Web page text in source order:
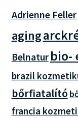
Adrienne Feller
aging
Belnatur bio-
brazil
bőrfiatalító
francia